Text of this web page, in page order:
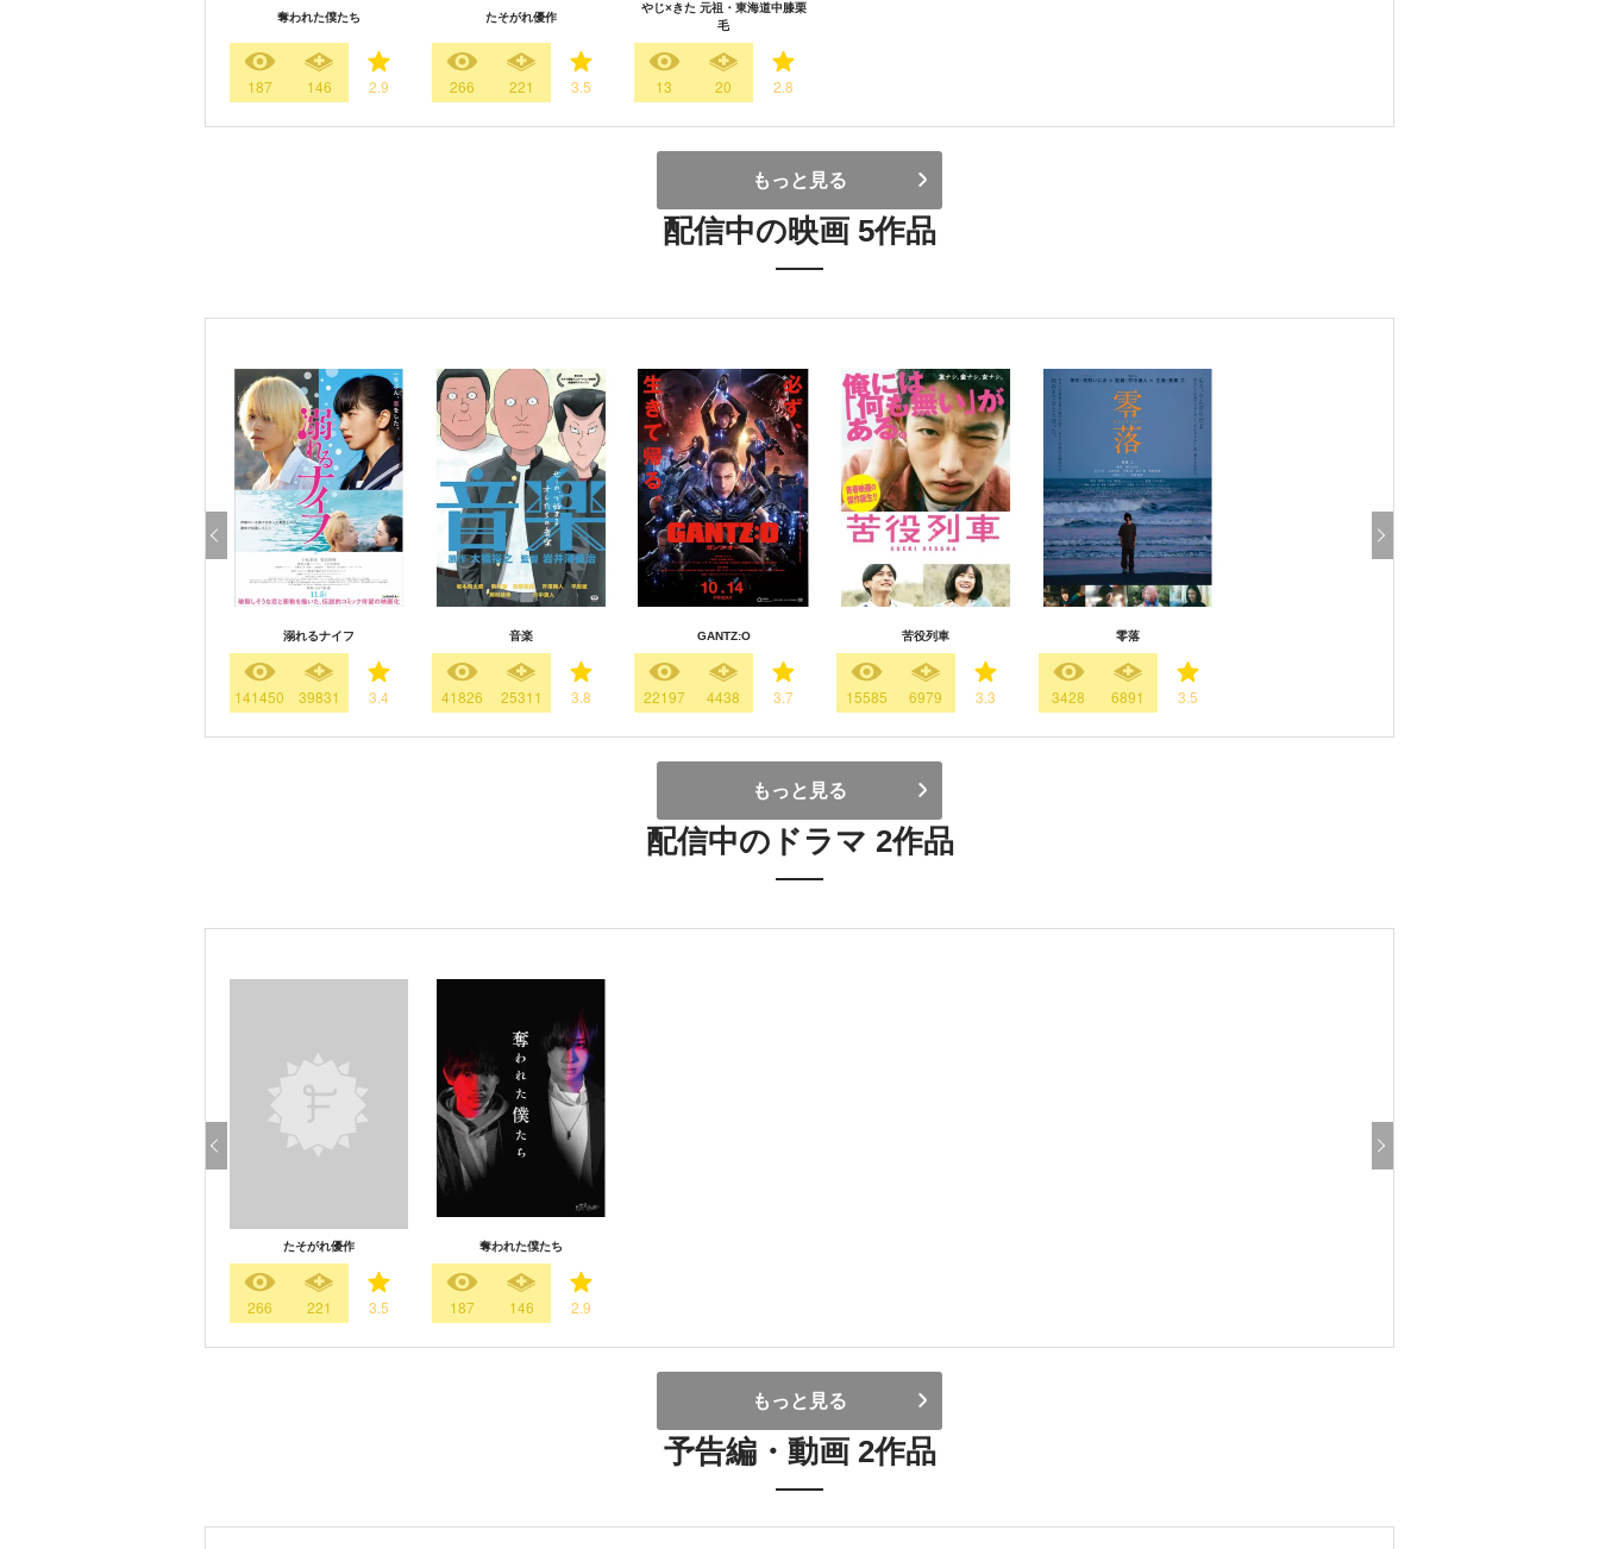
奪われた僕たち
187 146 2.9
たそがれ優作
266 221 3.5
やじ×きた 元祖・東海道中膝栗
毛
13 20 2.8
もっと見る
配信中の映画 5作品
溺れるナイフ
141450 39831 3.4
音楽
41826 25311 3.8
GANTZ:O
22197 4438 3.7
苦役列車
15585 6979 3.3
零落
3428 6891 3.5
もっと見る
配信中のドラマ 2作品
たそがれ優作
266 221 3.5
奪われた僕たち
187 146 2.9
もっと見る
予告編・動画 2作品